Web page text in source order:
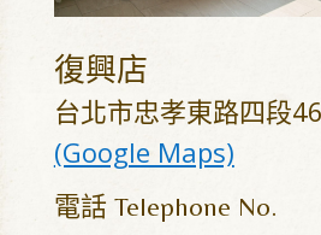
復興店
台北市忠孝東路四段
(Google Maps)
電話 Telephone No.